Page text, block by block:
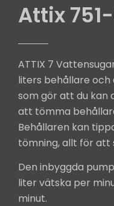
Attix
ATTIX 7
liters behållare
som gör att du kan
att tömma
Behållaren kan
tömning, allt för att
Den inbyggda
liter vätska per
minut.